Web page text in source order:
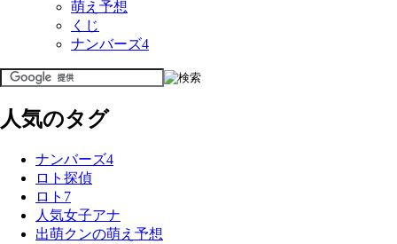
萌え予想
くじ
ナンバーズ4
人気のタグ
ナンバーズ4
ロト探偵
ロト7
人気女子アナ
出萌クンの萌え予想